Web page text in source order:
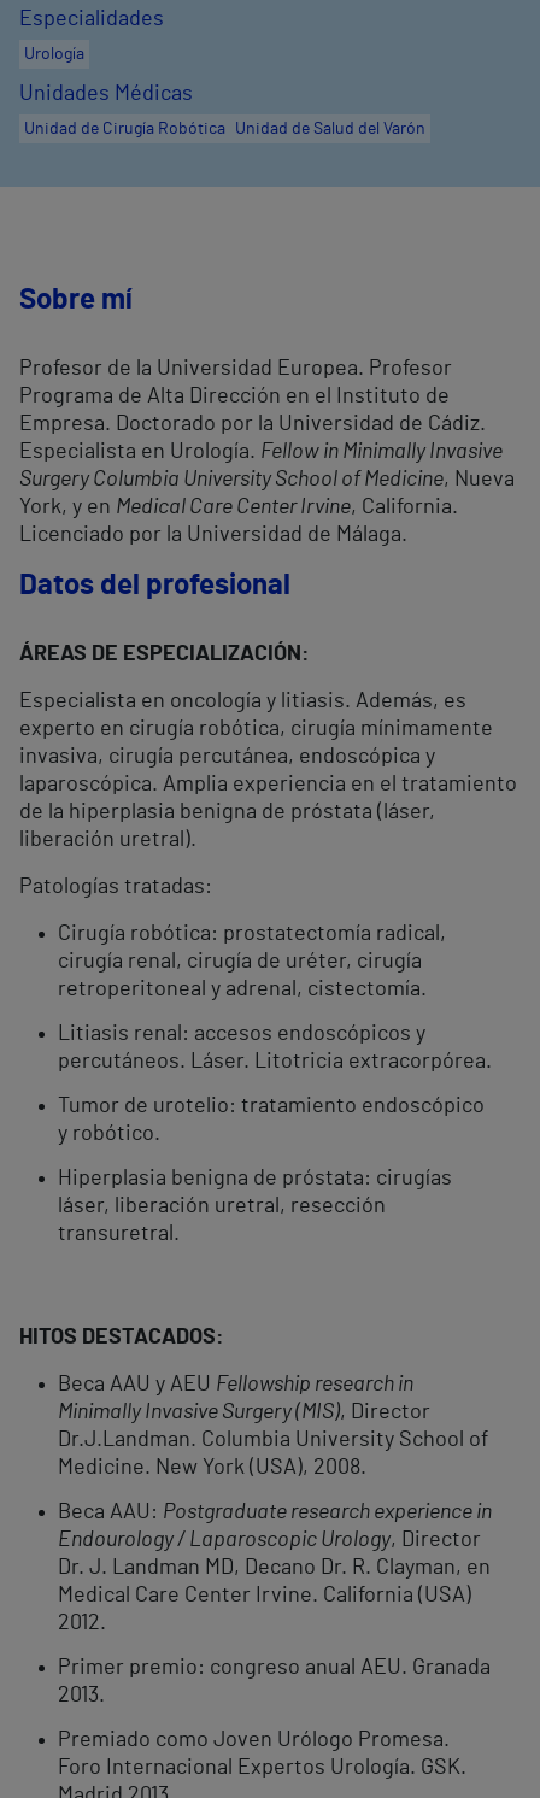
Especialidades
Urología
Unidades Médicas
Unidad de Cirugía Robótica Unidad de Salud del Varón
Sobre mí
Profesor de la Universidad Europea. Profesor
Programa de Alta Dirección en el Instituto de
Empresa. Doctorado por la Universidad de Cádiz.
Especialista en Urología. Fellow in Minimally Invasive
Surgery Columbia University School of Medicine, Nueva
York, y en Medical Care Center Irvine, California.
Licenciado por la Universidad de Málaga.
Datos del profesional
ÁREAS DE ESPECIALIZACIÓN:
Especialista en oncología y litiasis. Además, es
experto en cirugía robótica, cirugía mínimamente
invasiva, cirugía percutánea, endoscópica y
laparoscópica. Amplia experiencia en el tratamiento
de la hiperplasia benigna de próstata (láser,
liberación uretral).
Patologías tratadas:
Cirugía robótica: prostatectomía radical,
cirugía renal, cirugía de uréter, cirugía
retroperitoneal y adrenal, cistectomía.
Litiasis renal: accesos endoscópicos y
percutáneos. Láser. Litotricia extracorpórea.
Tumor de urotelio: tratamiento endoscópico
y robótico.
Hiperplasia benigna de próstata: cirugías
láser, liberación uretral, resección
transuretral.
HITOS DESTACADOS:
Beca AAU y AEU Fellowship research in
Minimally Invasive Surgery (MIS), Director
Dr.J.Landman. Columbia University School of
Medicine. New York (USA), 2008.
Beca AAU: Postgraduate research experience in
Endourology / Laparoscopic Urology, Director
Dr. J. Landman MD, Decano Dr. R. Clayman, en
Medical Care Center Irvine. California (USA)
2012.
Primer premio: congreso anual AEU. Granada
2013.
Premiado como Joven Urólogo Promesa.
Foro Internacional Expertos Urología. GSK.